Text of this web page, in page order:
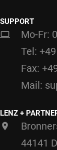
SUPPORT
Mo-Fr:
Tel:
Fax:
Mail:
LENZ +
44141